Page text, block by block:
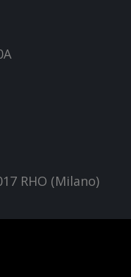
RHO (Milano)